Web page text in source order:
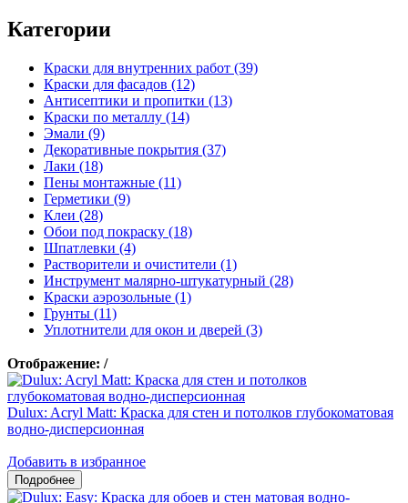
Категории
Краски для внутренних работ (39)
Краски для фасадов (12)
Антисептики и пропитки (13)
Краски по металлу (14)
Эмали (9)
Декоративные покрытия (37)
Лаки (18)
Пены монтажные (11)
Герметики (9)
Клеи (28)
Обои под покраску (18)
Шпатлевки (4)
Растворители и очистители (1)
Инструмент малярно-штукатурный (28)
Краски аэрозольные (1)
Грунты (11)
Уплотнители для окон и дверей (3)
Отображение: /
Dulux: Acryl Matt: Краска для стен и потолков глубокоматовая
водно-дисперсионная
Добавить в избранное